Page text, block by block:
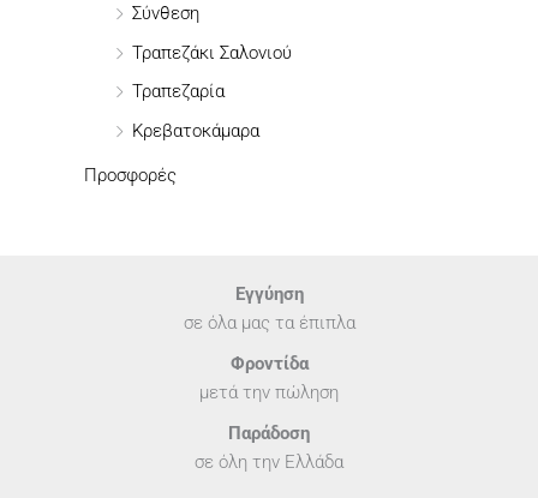
Σύνθεση
Τραπεζάκι Σαλονιού
Τραπεζαρία
Κρεβατοκάμαρα
Προσφορές
Εγγύηση
σε όλα μας τα έπιπλα
Φροντίδα
μετά την πώληση
Παράδοση
σε όλη την Ελλάδα